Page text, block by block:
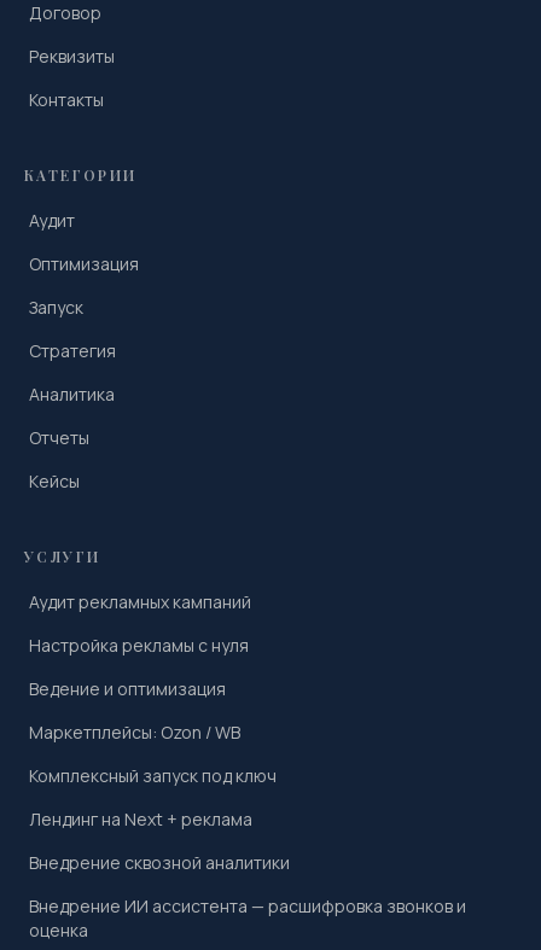
Договор
Реквизиты
Контакты
КАТЕГОРИИ
Аудит
Оптимизация
Запуск
Стратегия
Аналитика
Отчеты
Кейсы
УСЛУГИ
Аудит рекламных кампаний
Настройка рекламы с нуля
Ведение и оптимизация
Маркетплейсы: Ozon / WB
Комплексный запуск под ключ
Лендинг на Next + реклама
Внедрение сквозной аналитики
Внедрение ИИ ассистента — расшифровка звонков и
оценка